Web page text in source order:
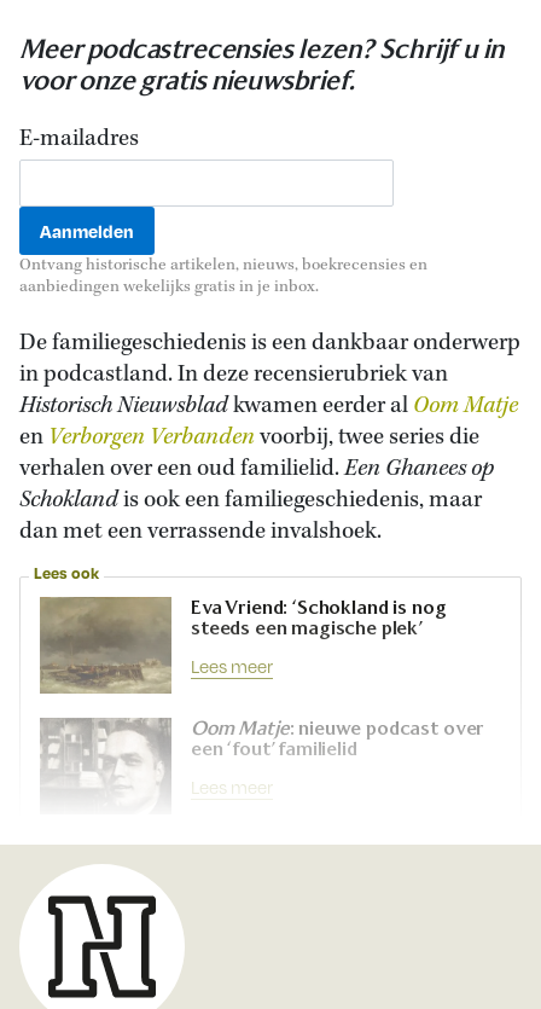
Meer podcastrecensies lezen? Schrijf u in
voor onze gratis nieuwsbrief.
E-mailadres
Ontvang historische artikelen, nieuws, boekrecensies en
aanbiedingen wekelijks gratis in je inbox.
De familiegeschiedenis is een dankbaar onderwerp
in podcastland. In deze recensierubriek van
Historisch Nieuwsbladkwamen eerder alOom Matje
en Verborgen Verbandenvoorbij, twee series die
verhalen over een oud familielid.Een Ghanees op
Schoklandis ook een familiegeschiedenis, maar
dan met een verrassende invalshoek.
Lees ook
Eva Vriend: ‘Schokland is nog
steeds een magische plek’
Lees meer
Oom Matje: nieuwe podcast over
een ‘fout’ familielid
Lees meer